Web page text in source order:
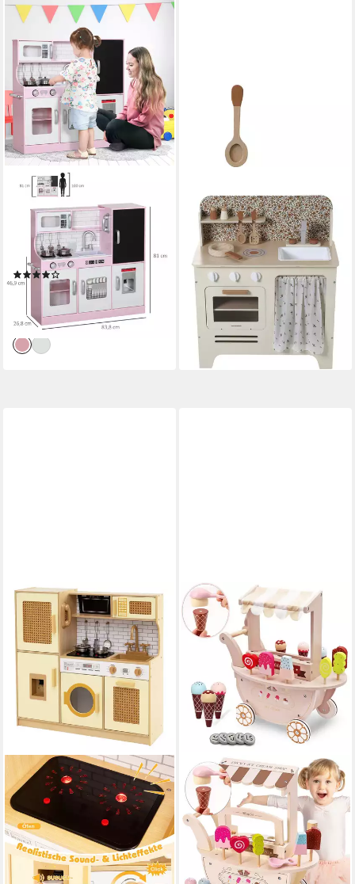
AIYAPLAY
Spielküche Kinderküche mit
Spielzeug Telefon, Kreidetafel,
Puppenküche MDF, Geschenk
für 3-8 Jahre Kinder, Rosa
79,99 € UVP 184,90 €
lieferbar - in 2-3 Werktagen bei dir
Spielküche Kinder Spielküche
mit Zubehör, Holz FSC® Holz,
Holz FSC®
67,99 €
lieferbar - in 3-4 Werktagen bei dir